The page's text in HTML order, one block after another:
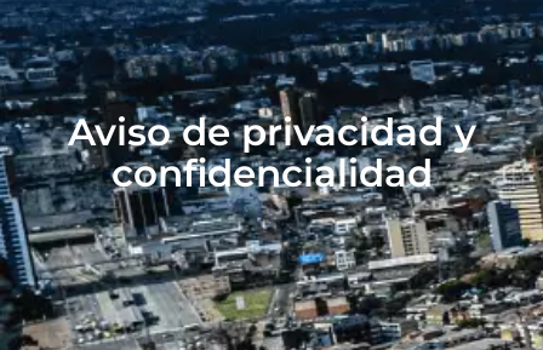
Aviso de privacidad y
confidencialidad